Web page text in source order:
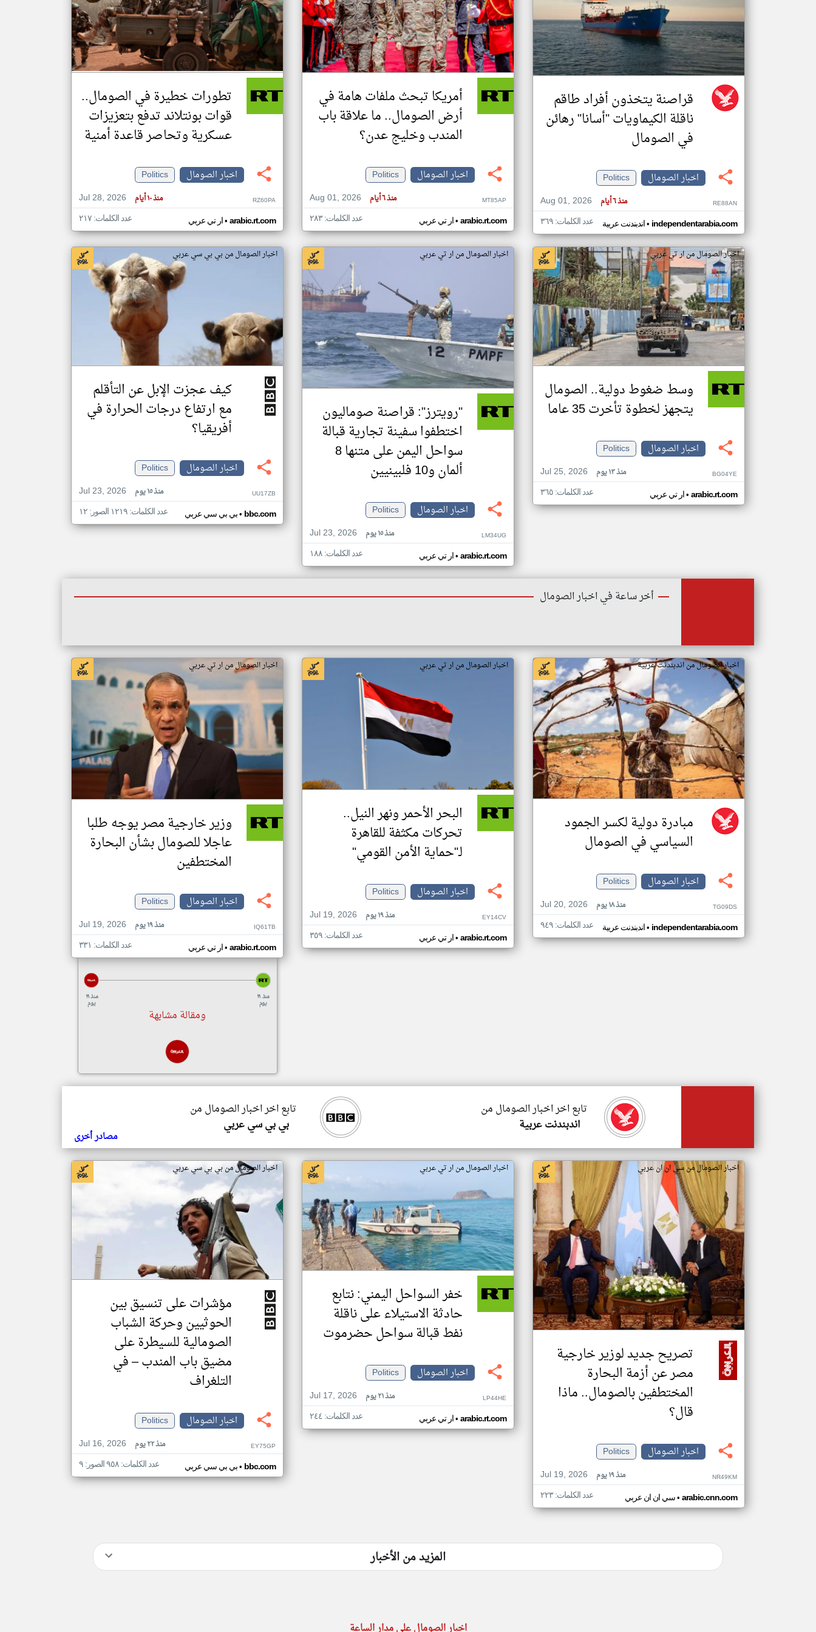
تغيير الدولة
مصادر الأخبار من الصومال
اخبار الصومال على مدار الساعة
أهم اخبار الصومال العاجلة والمباشرة
قراصنة يتخذون أفراد طاقم
ناقلة الكيماويات "أسانا" رهائن
في الصومال
اخبار الصومال
Politics
Aug 01, 2026
منذ ٦ أيام RE88AN
اندبندنت عربية• independentarabia.com عدد الكلمات: ٣٦٩
أمريكا تبحث ملفات هامة في
أرض الصومال.. ما علاقة باب
المندب وخليج عدن؟
اخبار الصومال
Politics
Aug 01, 2026
منذ ٦ أيام MT85AP
ار تي عربي• arabic.rt.com عدد الكلمات: ٢٨٣
تطورات خطيرة في الصومال..
قوات بونتلاند تدفع بتعزيزات
عسكرية وتحاصر قاعدة أمنية
اخبار الصومال
Politics
Jul 28, 2026
منذ ١٠ أيام RZ60PA
ار تي عربي• arabic.rt.com عدد الكلمات: ٢١٧
اخبار الصومال من ار تي عربي
وسط ضغوط دولية.. الصومال
يتجهز لخطوة تأخرت 35 عاما
اخبار الصومال
Politics
Jul 25, 2026
منذ ١٣ يوم BG04YE
ار تي عربي• arabic.rt.com عدد الكلمات: ٣٦٥
اخبار الصومال من ار تي عربي
"رويترز": قراصنة صوماليون
اختطفوا سفينة تجارية قبالة
سواحل اليمن على متنها 8
ألمان و10 فلبينيين
اخبار الصومال
Politics
Jul 23, 2026
منذ ١٥ يوم LM34UG
ار تي عربي• arabic.rt.com عدد الكلمات: ١٨٨
اخبار الصومال من بي بي سي عربي
كيف عجزت الإبل عن التأقلم
مع ارتفاع درجات الحرارة في
أفريقيا؟
اخبار الصومال
Politics
Jul 23, 2026
منذ ١٥ يوم UU17ZB
بي بي سي عربي• bbc.com عدد الكلمات: ١٢١٩ الصور: ١٢
أخر ساعة في اخبار الصومال
اخبار الصومال من اندبندنت عربية
مبادرة دولية لكسر الجمود
السياسي في الصومال
اخبار الصومال
Politics
Jul 20, 2026
منذ ١٨ يوم TG09DS
اندبندنت عربية• independentarabia.com عدد الكلمات: ٩٤٩
اخبار الصومال من ار تي عربي
البحر الأحمر ونهر النيل..
تحركات مكثفة للقاهرة
لـ"حماية الأمن القومي"
اخبار الصومال
Politics
Jul 19, 2026
منذ ١٩ يوم EY14CV
ار تي عربي• arabic.rt.com عدد الكلمات: ٣٥٩
اخبار الصومال من ار تي عربي
وزير خارجية مصر يوجه طلبا
عاجلا للصومال بشأن البحارة
المختطفين
اخبار الصومال
Politics
Jul 19, 2026
منذ ١٩ يوم IQ61TB
ار تي عربي• arabic.rt.com عدد الكلمات: ٣٣١
منذ ١٩
يوم
منذ ١٩
يوم
ومقالة مشابهة
تابع اخر اخبار الصومال من
بي بي سي عربي
تابع اخر اخبار الصومال من
اندبندنت عربية
مصادر أخرى
اخبار الصومال من سي ان ان عربي
تصريح جديد لوزير خارجية
مصر عن أزمة البحارة
المختطفين بالصومال.. ماذا
قال؟
اخبار الصومال
Politics
Jul 19, 2026
منذ ١٩ يوم NR49KM
سي ان ان عربي• arabic.cnn.com عدد الكلمات: ٢٢٣
اخبار الصومال من ار تي عربي
خفر السواحل اليمني: نتابع
حادثة الاستيلاء على ناقلة
نفط قبالة سواحل حضرموت
اخبار الصومال
Politics
Jul 17, 2026
منذ ٢١ يوم LP44HE
ار تي عربي• arabic.rt.com عدد الكلمات: ٢٤٤
اخبار الصومال من بي بي سي عربي
مؤشرات على تنسيق بين
الحوثيين وحركة الشباب
الصومالية للسيطرة على
مضيق باب المندب – في
التلغراف
اخبار الصومال
Politics
Jul 16, 2026
منذ ٢٢ يوم EY75GP
بي بي سي عربي• bbc.com عدد الكلمات: ٩٥٨ الصور: ٩
المزيد من الأخبار
klyoum.com